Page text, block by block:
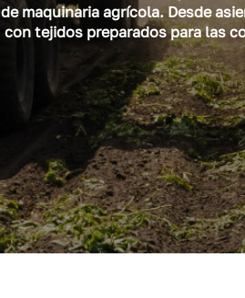
de maquinaria agrícola. Desde
con tejidos preparados para las